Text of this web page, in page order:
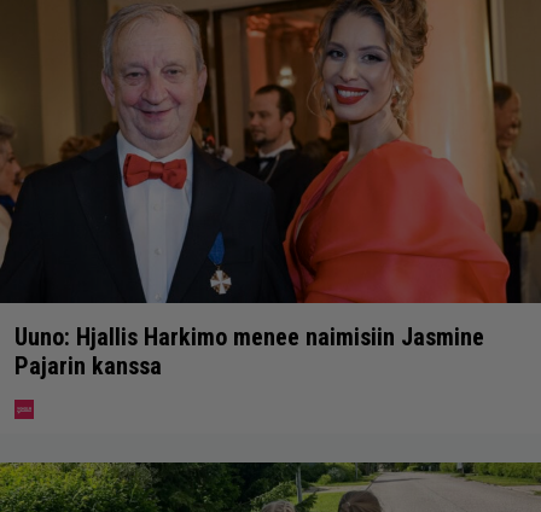
Uuno: Hjallis Harkimo menee naimisiin Jasmine
Pajarin kanssa